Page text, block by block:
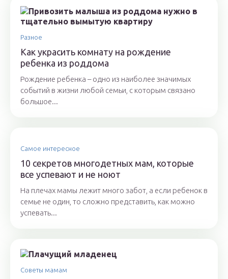
Разное
Как украсить комнату на рождение
ребенка из роддома
Рождение ребенка – одно из наиболее значимых
событий в жизни любой семьи, с которым связано
большое...
Самое интересное
10 секретов многодетных мам, которые
все успевают и не ноют
На плечах мамы лежит много забот, а если ребенок в
семье не один, то сложно представить, как можно
успевать...
Советы мамам